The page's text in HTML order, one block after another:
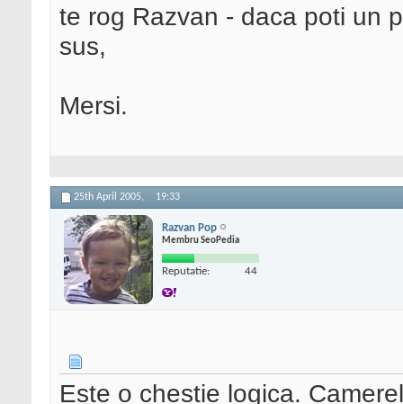
te rog Razvan - daca poti un
sus,
Mersi.
25th April 2005, 19:33
Razvan Pop
Membru SeoPedia
Reputatie: 44
Este o chestie logica.